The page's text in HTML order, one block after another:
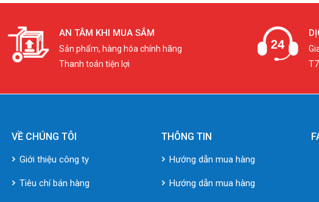
AN TÂM KHI MUA SẮM
Sản phẩm, hàng hóa chính hãng
Thanh toán tiện lợi
VỀ CHÚNG TÔI
Giới thiệu công ty
Tiêu chí bán hàng
THÔNG TIN
Hướng dẫn mua hàng
Hướng dẫn mua hàng